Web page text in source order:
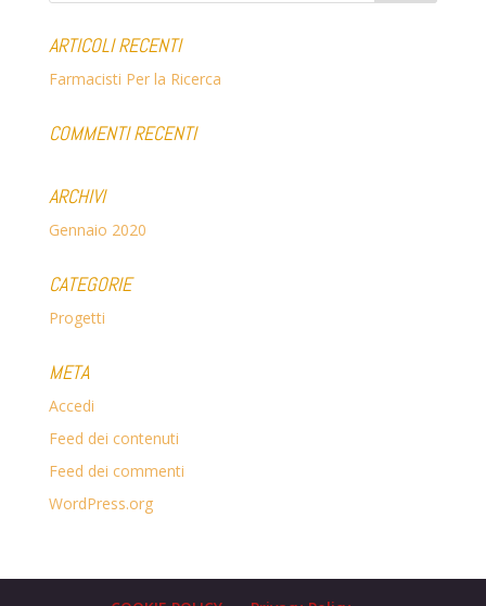
ARTICOLI RECENTI
Farmacisti Per la Ricerca
COMMENTI RECENTI
ARCHIVI
Gennaio 2020
CATEGORIE
Progetti
META
Accedi
Feed dei contenuti
Feed dei commenti
WordPress.org